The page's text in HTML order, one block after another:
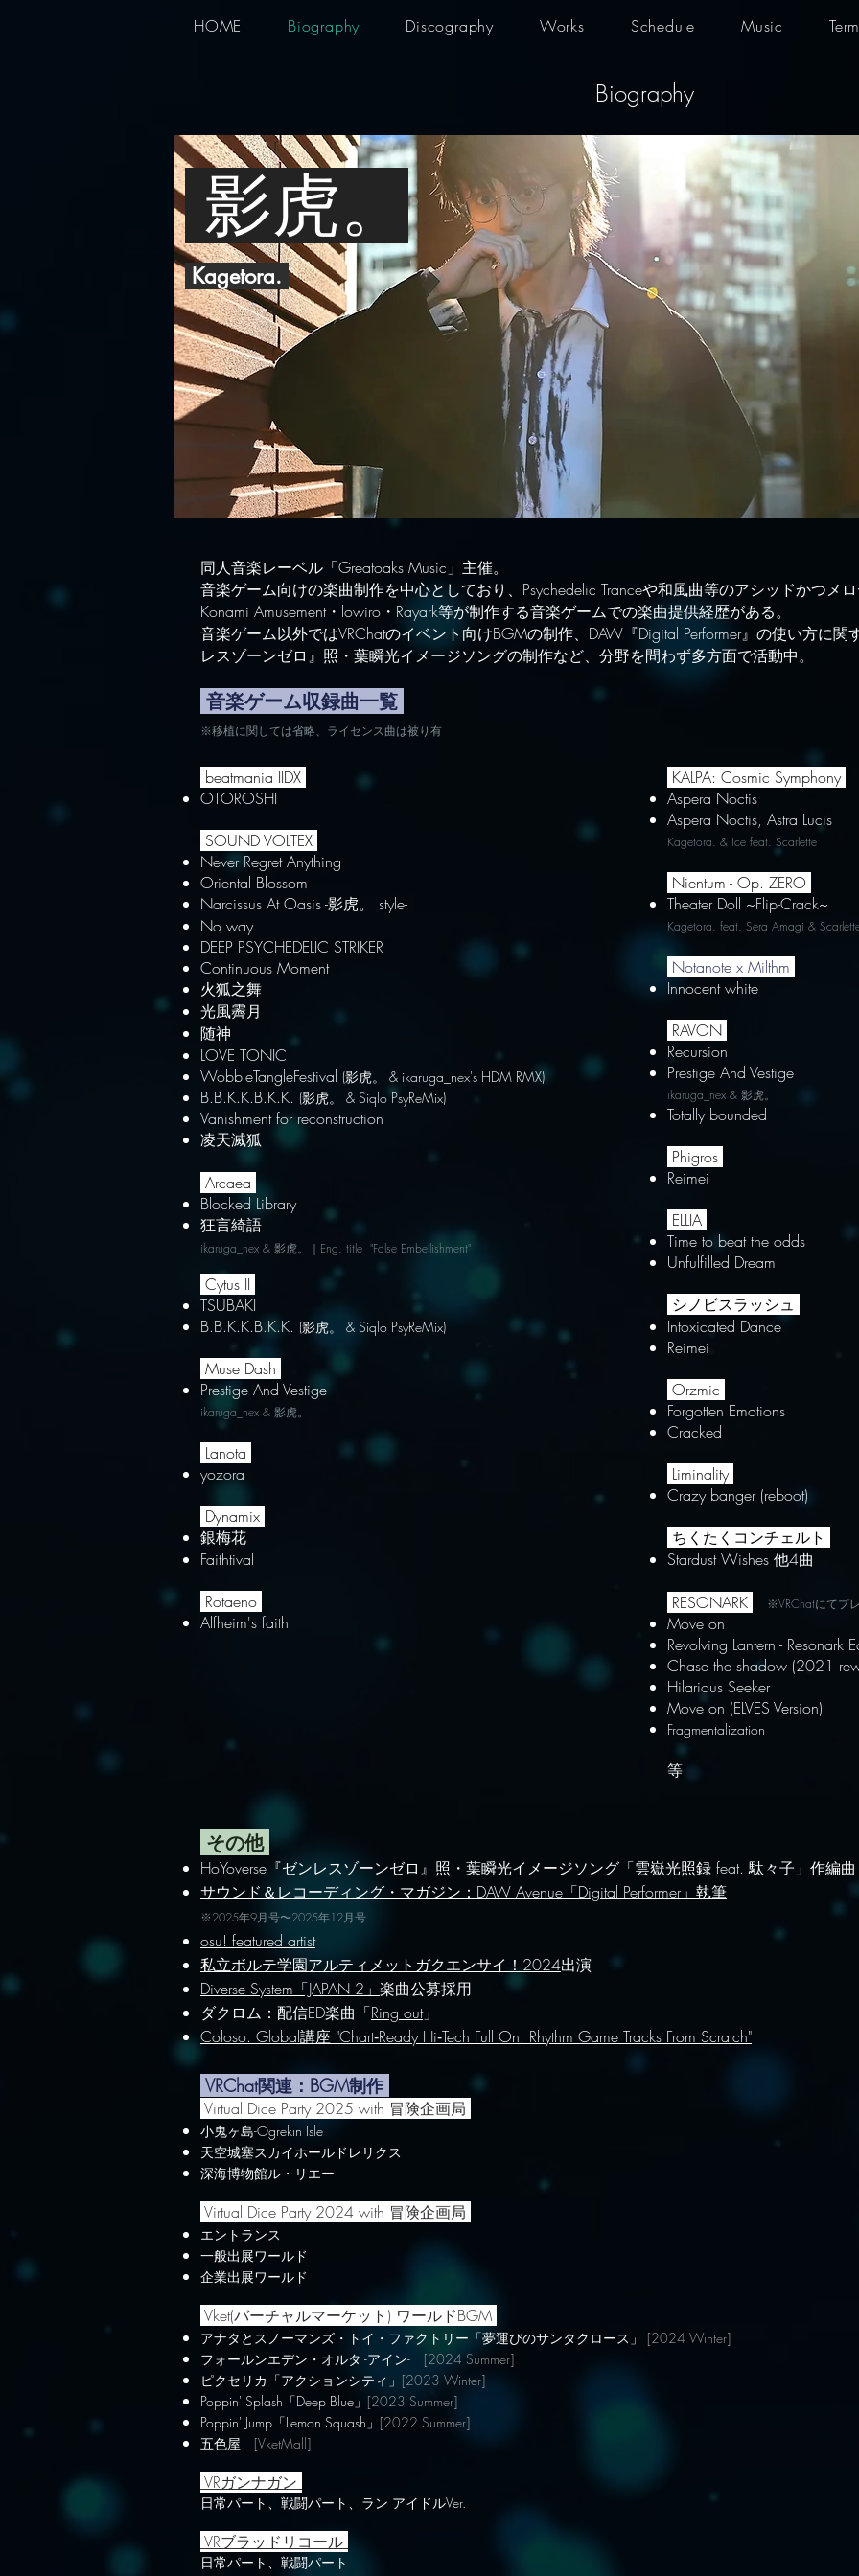
HOME Biography Discography Works Schedule Music
Biography
影虎。
Kagetora.
同人音楽レーベル「Greatoaks Music」主催。
音楽ゲーム向けの楽曲制作を中心としており、 Psychedelic Tranceや和風曲等のアシッドかつメ
Konami Amusement・lowiro・Rayark等が制作する音楽ゲームでの楽曲提供経歴がある。
音楽ゲーム以外ではVRChatのイベント向けBGMの制作、​DAW『Digital Performer』の使い方に関
レスゾーンゼロ』照・葉瞬光イメージソングの制作など、分野を問わず多方面で活動中。
音楽ゲーム収録曲一覧
※移植に関しては省略、ライセンス曲は被り有
beatmania IIDX
OTOROSHI
SOUND VOLTEX
Never Regret Anything
Oriental Blossom
Narcissus At Oasis -影虎。 style-
​No way
DEEP PSYCHEDELIC STRIKER
Continuous Moment
火狐之舞
光風霽月
随神
LOVE TONIC
WobbleTangleFestival (影虎。 & ikaruga_nex's HDM RMX)
​B.B.K.K.B.K.K. (影虎。 & Siqlo PsyReMix)
Vanishment for reconstruction
​凌天滅狐
Arcaea
Blocked Library
狂言綺語
ikaruga_nex & 影虎。｜ Eng. title "False Embellishment"
Cytus II
TSUBAKI
​B.B.K.K.B.K.K. (影虎。 & Siqlo PsyReMix)
Muse Dash
Prestige And Vestige
ikaruga_nex & 影虎。
Lanota
yozora
Dynamix
銀梅花
Faithtival
Rotaeno
Alfheim's faith
KALPA: Cosmic Symphony
Aspera Noctis
Aspera Noctis, Astra Lucis
Kagetora. & Ice feat. Scarlette
Nientum - Op. ZERO
Theater Doll ~Flip-Crack~
Kagetora. feat. Sera Amagi &
Notanote x Milthm
Innocent white
RAVON
Recursion
Prestige And Vestige
ikaruga_nex & 影虎。
Totally bounded
Phigros
Reimei
ELLIA
Time to beat the odds
Unfulfilled Dream
シノビスラッシュ
Intoxicated Dance
Reimei
Orzmic
Forgotten Emotions
Cracked
Liminality
Crazy banger (reboot)
ちくたくコンチェルト
Stardust Wishes 他4曲
RESONARK ※VRChatにてプ
Move on
Revolving Lantern - Resonark
Chase the shadow (2021
Hilarious Seeker
Move on (ELVES Version)
Fragmentalization
等
その他
HoYoverse『ゼンレスゾーンゼロ』照・葉瞬光イメージソング「雲嶽光照録 feat. 駄々子 」作編曲
​サウンド＆レコーディング・マガジン：DAW Avenue「Digital Performer」執筆​
※2025年9月号〜2025年12月号
osu! featured artist
私立ボルテ学園アルティメットガクエンサイ！2024出演
Diverse System「JAPAN 2」 楽曲公募採用
ダクロム：配信ED楽曲「Ring out」
Coloso. Global講座 "Chart‑Ready Hi‑Tech Full On: Rhythm Game Tracks From Scratch"
VRChat関連：BGM制作
Virtual Dice Party 2025 with 冒険企画局
​小鬼ヶ島-Ogrekin Isle​
天空城塞スカイホールドレリクス
深海博物館ル・リエー
Virtual Dice Party 2024 with 冒険企画局
エントランス​
一般出展ワールド
企業出展ワールド
Vket(バーチャルマーケット) ワールドBGM
アナタとスノーマンズ・トイ・ファクトリー「夢運びのサンタクロース」 [2024 Winter]
フォールンエデン・オルタ -アイン- [2024 Summer]
ピクセリカ「アクションシティ」 [2023 Winter]
Poppin' Splash「Deep Blue」 [2023 Summer]
Poppin' Jump「Lemon Squash」 [2022 Summer]
五色屋 [VketMall]
VRガンナガン
日常パート、戦闘パート、ラン アイドルVer.
VRブラッドリコール
日常パート、戦闘パート